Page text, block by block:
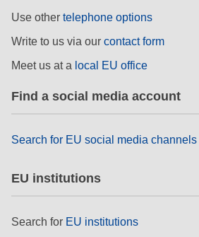
drept, justiție, drepturi
drepturile omului și
Use other telephone options
Write to us via our contact form
Meet us at a local EU office
Find a social media account
Search for EU social media channels
EU institutions
Search for EU institutions